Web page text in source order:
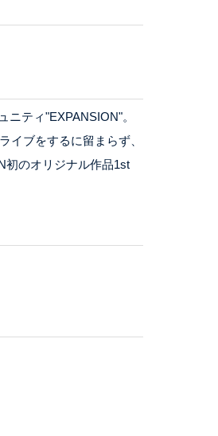
ティ"EXPANSION"。
イブをするに留まらず、
初のオリジナル作品1st